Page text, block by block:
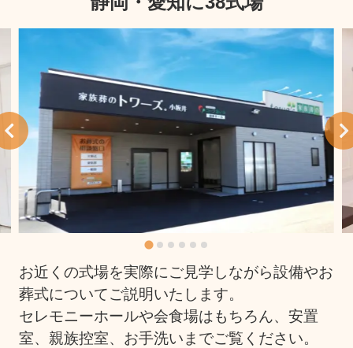
お近くの式場を実際にご見学しながら設備やお
葬式についてご説明いたします。
セレモニーホールや会食場はもちろん、安置
室、親族控室、お手洗いまでご覧ください。